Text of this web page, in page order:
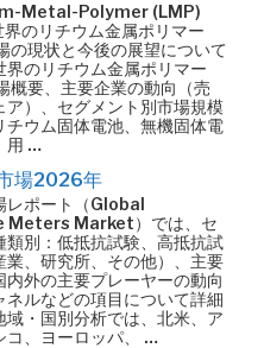
Metal-Polymer (LMP)
のリチウム金属ポリマー
の現状と今後の展望について
のリチウム金属ポリマー
概要、主要企業の動向（売
ア）、セグメント別市場規模
チウム固体電池、無機固体電
用 …
場2026年
レポート（Global
Market）では、セ
類別：低抵抗試験、高抵抗試
、研究所、その他）、主要
外の主要プレーヤーの動向
ネルなどの項目について詳細
・国別分析では、北米、ア
コ、ヨーロッパ、 …